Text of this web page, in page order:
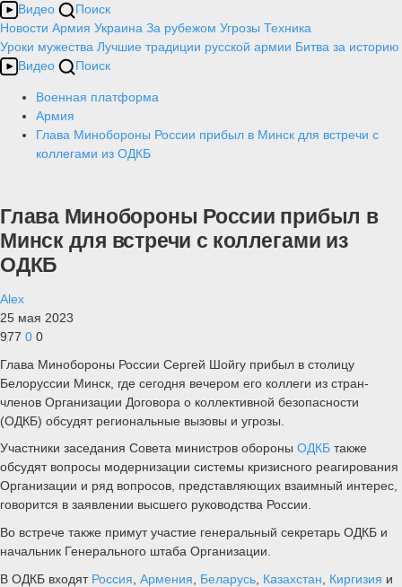
Видео
Поиск
Новости Армия Украина За рубежом Угрозы Техника
Уроки мужества Лучшие традиции русской армии Битва за историю
Видео
Поиск
Военная платформа
Армия
Глава Минобороны России прибыл в Минск для встречи с
коллегами из ОДКБ
Глава Минобороны России прибыл в
Минск для встречи с коллегами из
ОДКБ
Alex
25 мая 2023
977 0 0
Глава Минобороны России Сергей Шойгу прибыл в столицу
Белоруссии Минск, где сегодня вечером его коллеги из стран-
членов Организации Договора о коллективной безопасности
(ОДКБ) обсудят региональные вызовы и угрозы.
Участники заседания Совета министров обороны ОДКБ также
обсудят вопросы модернизации системы кризисного реагирования
Организации и ряд вопросов, представляющих взаимный интерес,
говорится в заявлении высшего руководства России.
Во встрече также примут участие генеральный секретарь ОДКБ и
начальник Генерального штаба Организации.
В ОДКБ входят Россия Армения Беларусь Казахстан Киргизия и